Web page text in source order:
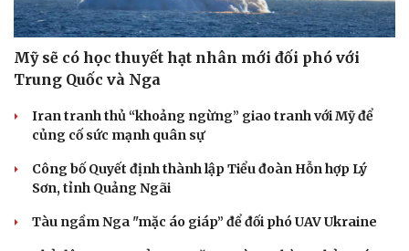
Mỹ sẽ có học thuyết hạt nhân mới đối phó với
Trung Quốc và Nga
Iran tranh thủ “khoảng ngừng” giao tranh với Mỹ để
củng cố sức mạnh quân sự
Công bố Quyết định thành lập Tiểu đoàn Hỗn hợp Lý
Sơn, tỉnh Quảng Ngãi
Tàu ngầm Nga "mặc áo giáp” để đối phó UAV Ukraine